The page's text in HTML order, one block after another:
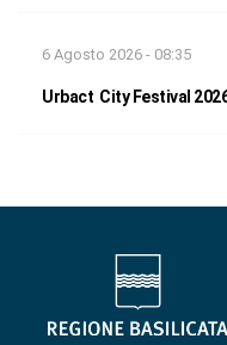
6 Agosto 2026 - 08:35
Urbact City Festival